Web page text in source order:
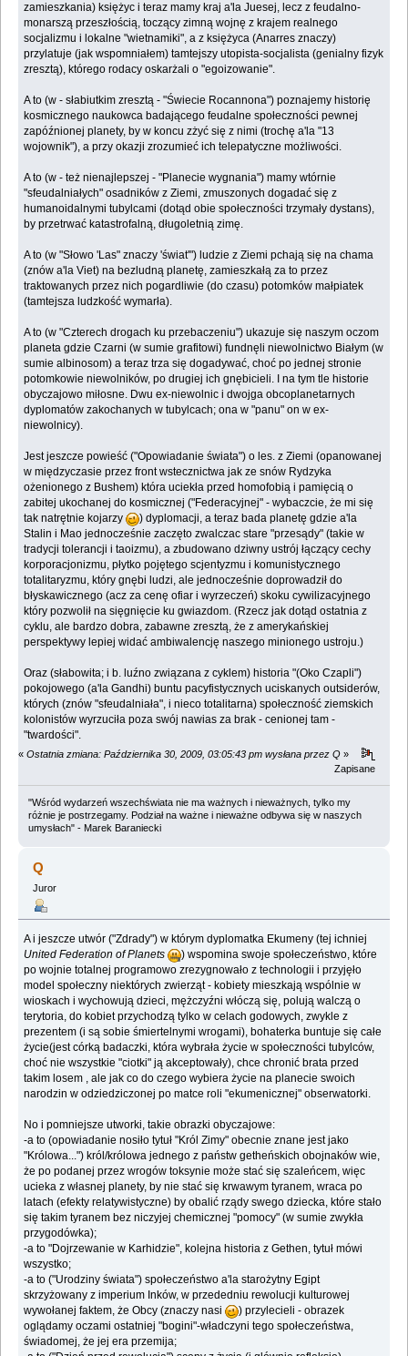
zamieszkania) księżyc i teraz mamy kraj a'la Juesej, lecz z feudalno-
monarszą przeszłością, toczący zimną wojnę z krajem realnego
socjalizmu i lokalne "wietnamiki", a z księżyca (Anarres znaczy)
przylatuje (jak wspomniałem) tamtejszy utopista-socjalista (genialny fizyk
zresztą), którego rodacy oskarżali o "egoizowanie".
A to (w - słabiutkim zresztą - "Świecie Rocannona") poznajemy historię
kosmicznego naukowca badającego feudalne społeczności pewnej
zapóźnionej planety, by w koncu zżyć się z nimi (trochę a'la "13
wojownik"), a przy okazji zrozumieć ich telepatyczne możliwości.
A to (w - też nienajlepszej - "Planecie wygnania") mamy wtórnie
"sfeudalniałych" osadników z Ziemi, zmuszonych dogadać się z
humanoidalnymi tubylcami (dotąd obie społeczności trzymały dystans),
by przetrwać katastrofalną, długoletnią zimę.
A to (w "Słowo 'Las" znaczy 'świat'") ludzie z Ziemi pchają się na chama
(znów a'la Viet) na bezludną planetę, zamieszkałą za to przez
traktowanych przez nich pogardliwie (do czasu) potomków małpiatek
(tamtejsza ludzkość wymarła).
A to (w "Czterech drogach ku przebaczeniu") ukazuje się naszym oczom
planeta gdzie Czarni (w sumie grafitowi) fundnęli niewolnictwo Białym (w
sumie albinosom) a teraz trza się dogadywać, choć po jednej stronie
potomkowie niewolników, po drugiej ich gnębicieli. I na tym tle historie
obyczajowo miłosne. Dwu ex-niewolnic i dwojga obcoplanetarnych
dyplomatów zakochanych w tubylcach; ona w "panu" on w ex-
niewolnicy).
Jest jeszcze powieść ("Opowiadanie świata") o les. z Ziemi (opanowanej
w międzyczasie przez front wstecznictwa jak ze snów Rydzyka
ożenionego z Bushem) która uciekła przed homofobią i pamięcią o
zabitej ukochanej do kosmicznej ("Federacyjnej" - wybaczcie, że mi się
tak natrętnie kojarzy
) dyplomacji, a teraz bada planetę gdzie a'la
Stalin i Mao jednocześnie zaczęto zwalczac stare "przesądy" (takie w
tradycji tolerancji i taoizmu), a zbudowano dziwny ustrój łączący cechy
korporacjonizmu, płytko pojętego scjentyzmu i komunistycznego
totalitaryzmu, który gnębi ludzi, ale jednocześnie doprowadził do
błyskawicznego (acz za cenę ofiar i wyrzeczeń) skoku cywilizacyjnego
który pozwolił na sięgnięcie ku gwiazdom. (Rzecz jak dotąd ostatnia z
cyklu, ale bardzo dobra, zabawne zresztą, że z amerykańskiej
perspektywy lepiej widać ambiwalencję naszego minionego ustroju.)
Oraz (słabowita; i b. luźno związana z cyklem) historia "(Oko Czapli")
pokojowego (a'la Gandhi) buntu pacyfistycznych uciskanych outsiderów,
których (znów "sfeudalniała", i nieco totalitarna) społeczność ziemskich
kolonistów wyrzuciła poza swój nawias za brak - cenionej tam -
"twardości".
« Ostatnia zmiana: Października 30, 2009, 03:05:43 pm wysłana przez Q »
Zapisane
"Wśród wydarzeń wszechświata nie ma ważnych i nieważnych, tylko my
różnie je postrzegamy. Podział na ważne i nieważne odbywa się w naszych
umysłach" - Marek Baraniecki
Q
Juror
A i jeszcze utwór ("Zdrady") w którym dyplomatka Ekumeny (tej ichniej
United Federation of Planets
) wspomina swoje społeczeństwo, które
po wojnie totalnej programowo zrezygnowało z technologii i przyjęło
model społeczny niektórych zwierząt - kobiety mieszkają wspólnie w
wioskach i wychowują dzieci, mężczyźni włóczą się, polują walczą o
terytoria, do kobiet przychodzą tylko w celach godowych, zwykle z
prezentem (i są sobie śmiertelnymi wrogami), bohaterka buntuje się całe
życie(jest córką badaczki, która wybrała życie w społeczności tubylców,
choć nie wszystkie "ciotki" ją akceptowały), chce chronić brata przed
takim losem , ale jak co do czego wybiera życie na planecie swoich
narodzin w odziedziczonej po matce roli "ekumenicznej" obserwatorki.
No i pomniejsze utworki, takie obrazki obyczajowe:
-a to (opowiadanie nosiło tytuł "Król Zimy" obecnie znane jest jako
"Królowa...") król/królowa jednego z państw getheńskich obojnaków wie,
że po podanej przez wrogów toksynie może stać się szaleńcem, więc
ucieka z własnej planety, by nie stać się krwawym tyranem, wraca po
latach (efekty relatywistyczne) by obalić rządy swego dziecka, które stało
się takim tyranem bez niczyjej chemicznej "pomocy" (w sumie zwykła
przygodówka);
-a to "Dojrzewanie w Karhidzie", kolejna historia z Gethen, tytuł mówi
wszystko;
-a to ("Urodziny świata") społeczeństwo a'la starożytny Egipt
skrzyżowany z imperium Inków, w przededniu rewolucji kulturowej
wywołanej faktem, że Obcy (znaczy nasi
) przylecieli - obrazek
oglądamy oczami ostatniej "bogini"-władczyni tego społeczeństwa,
świadomej, że jej era przemija;